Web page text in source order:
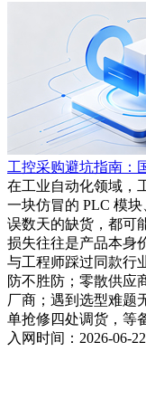
工控采购避坑指南：
在工业自动化领域，
一块仿冒的 PLC 模
误数天的缺货，都可
损失往往是产品本身
与工程师踩过同款行
防不胜防；零散供应
厂商；遇到选型难题
单抢修四处调货，等
入网时间：2026-06-